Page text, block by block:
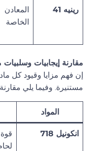
رينيه 41
المعادن
الخاصة
مقارنة إيجابيات وسلبيات
إن فهم مزايا وقيود كل
مستنيرة. وفيما يلي
المواد
انكونيل 718
قوة